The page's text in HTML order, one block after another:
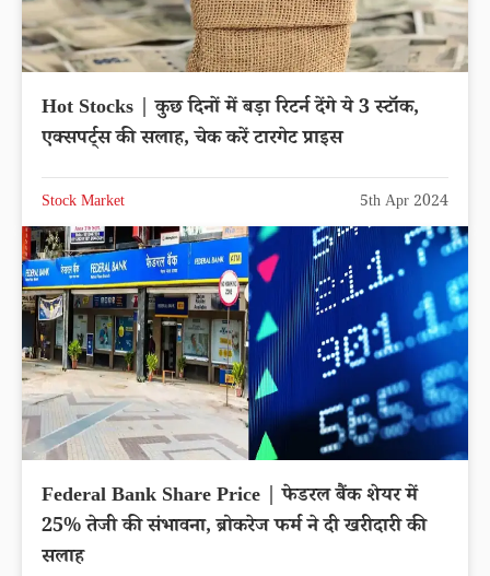
Hot Stocks | कुछ दिनों में बड़ा रिटर्न देंगे ये 3 स्टॉक,
एक्सपर्ट्स की सलाह, चेक करें टारगेट प्राइस
Stock Market 5th Apr 2024
Federal Bank Share Price | फेडरल बैंक शेयर में
25% तेजी की संभावना, ब्रोकरेज फर्म ने दी खरीदारी की
सलाह